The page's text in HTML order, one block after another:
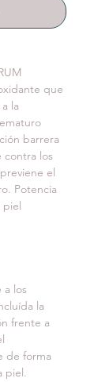
que
la
barrera
contra los
el
Potencia
piel
los
la
frente a
de forma
piel.